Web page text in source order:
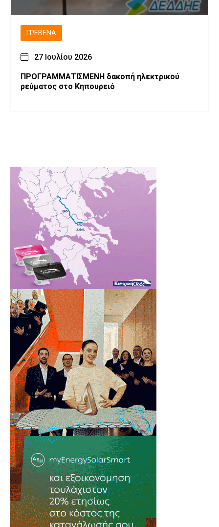
ΓΡΕΒΕΝΆ
27 Ιουλίου 2026
ΠΡΟΓΡΑΜΜΑΤΙΣΜΕΝH δακοπή ηλεκτρικού
ρεύματος στο Κηπουρειό